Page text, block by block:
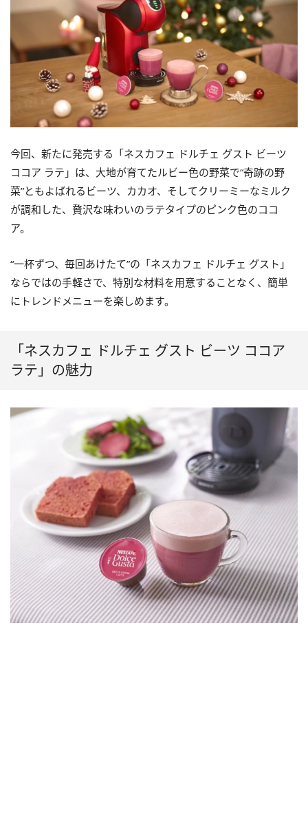
今回、新たに発売する「ネスカフェ ドルチェ グスト ビーツ
ココア ラテ」は、大地が育てたルビー色の野菜で“奇跡の野
菜”ともよばれるビーツ、カカオ、そしてクリーミーなミルク
が調和した、贅沢な味わいのラテタイプのピンク色のココ
ア。
“一杯ずつ、毎回あけたて”の「ネスカフェ ドルチェ グスト」
ならではの手軽さで、特別な材料を用意することなく、簡単
にトレンドメニューを楽しめます。
「ネスカフェ ドルチェ グスト ビーツ ココア
ラテ」の魅力